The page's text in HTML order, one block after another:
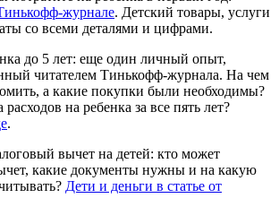
журнале. Детский товары, услуги
со всеми деталями и цифрами.
до 5 лет: еще один личный опыт,
читателем Тинькофф-журнала. На чем
а какие покупки были необходимы?
на ребенка за все пять лет?
.
вычет на детей: кто может
какие документы нужны и на какую
Дети и деньги в статье от